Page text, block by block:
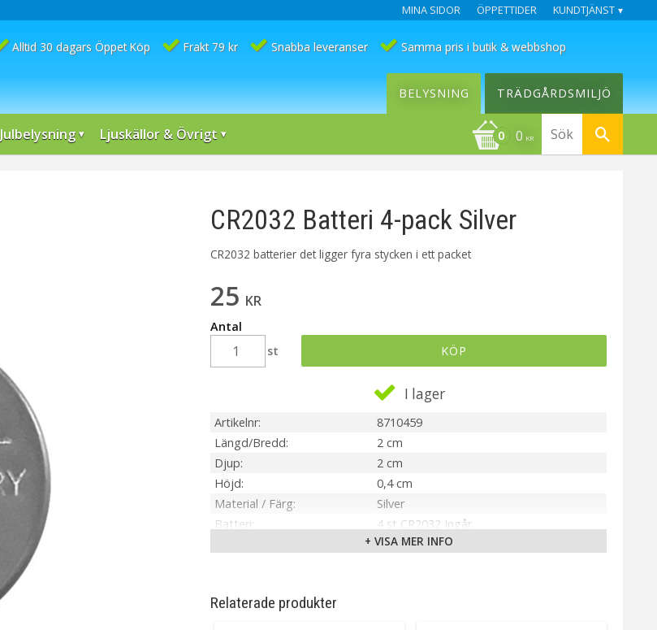
MINA SIDOR ÖPPETTIDER KUNDTJÄNST
Alltid 30 dagars Öppet Köp Frakt 79 kr Snabba leveranser Samma pris i butik & webbshop
Julbelysning Ljuskällor & Övrigt 0 KR
BELYSNING TRÄDGÅRDSMILJÖ
CR2032 Batteri 4-pack Silver
CR2032 batterier det ligger fyra stycken i ett packet
25 KR
Antal
st
KÖP
I lager
Artikelnr
8710459
Längd/Bredd
2 cm
Djup
2 cm
Höjd
0,4 cm
Material / Färg
Silver
Batteri
4 st CR2032 Ingår
Airam
+ VISA MER INFO
Relaterade produkter